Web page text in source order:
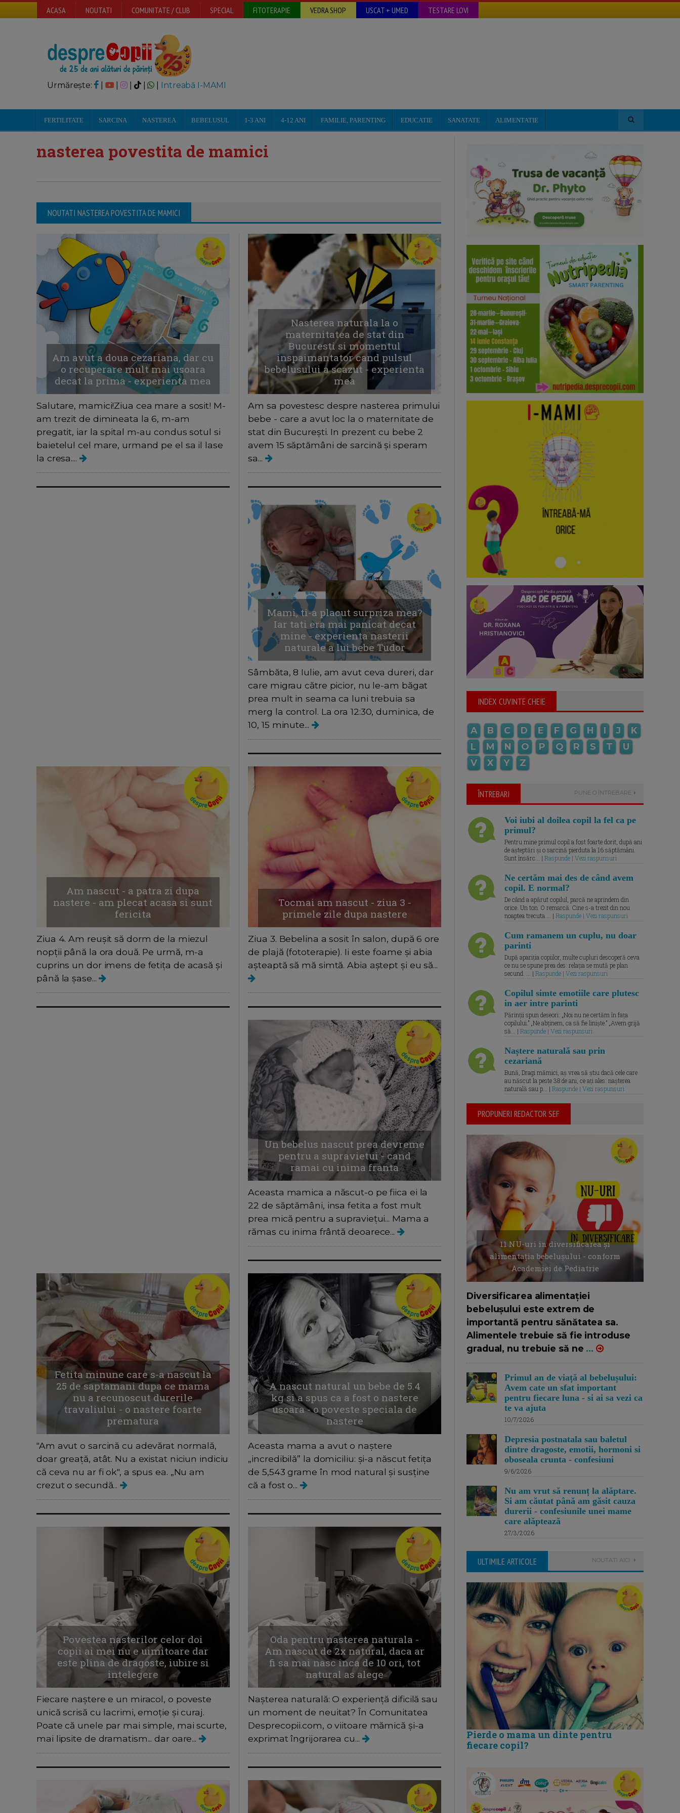
ACASA NOUTATI COMUNITATE / CLUB SPECIAL FITOTERAPIE VEDRA SHOP USCAT + UMED TESTARE LOVI
Urmărește: | | Intreabă I-MAMI
FERTILITATE SARCINA NASTEREA BEBELUSUL 1-3 ANI 4-12 ANI FAMILIE, PARENTING EDUCATIE SANATATE ALIMENTATIE
nasterea povestita de mamici
NOUTATI NASTEREA POVESTITA DE MAMICI
Am avut a doua cezariana, dar cu
o recuperare mult mai usoara
decat la prima - experienta mea
Salutare, mamici!Ziua cea mare a sosit! M-
am trezit de dimineata la 6, m-am
pregatit, iar la spital m-au condus sotul si
baietelul cel mare, urmand pe el sa il lase
la cresa....
Nasterea naturala la o
maternitatea de stat din
Bucuresti si momentul
inspaimantator cand pulsul
bebelusului a scazut - experienta
mea
Am sa povestesc despre nasterea primului
bebe - care a avut loc la o maternitate de
stat din București. In prezent cu bebe 2
avem 15 săptămâni de sarcină și speram
sa...
Mami, ti-a placut surpriza mea?
Iar tati era mai panicat decat
mine - experienta nasterii
naturale a lui bebe Tudor
Sâmbăta, 8 Iulie, am avut ceva dureri, dar
care migrau către picior, nu le-am băgat
prea mult in seama ca luni trebuia sa
merg la control. La ora 12:30, duminica, de
10, 15 minute...
Am nascut - a patra zi dupa
nastere - am plecat acasa si sunt
fericita
Ziua 4. Am reușit să dorm de la miezul
nopții până la ora două. Pe urmă, m-a
cuprins un dor imens de fetița de acasă și
până la șase...
Tocmai am nascut - ziua 3 -
primele zile dupa nastere
Ziua 3. Bebelina a sosit în salon, după 6 ore
de plajă (fototerapie). Ii este foame și abia
așteaptă să mă simtă. Abia aștept și eu să...
Un bebelus nascut prea devreme
pentru a supravietui - cand
ramai cu inima franta
Aceasta mamica a născut-o pe fiica ei la
22 de săptămâni, insa fetita a fost mult
prea mică pentru a supraviețui... Mama a
rămas cu inima frântă deoarece...
Fetita minune care s-a nascut la
25 de saptamani dupa ce mama
nu a recunoscut durerile
travaliului - o nastere foarte
prematura
"Am avut o sarcină cu adevărat normală,
doar greață, atât. Nu a existat niciun indiciu
că ceva nu ar fi ok", a spus ea. „Nu am
crezut o secundă...
A nascut natural un bebe de 5.4
kg si a spus ca a fost o nastere
usoara - o poveste speciala de
nastere
Aceasta mama a avut o naștere
„incredibilă” la domiciliu: și-a născut fetița
de 5,543 grame în mod natural și susține
că a fost o...
Povestea nasterilor celor doi
copii ai mei nu e uimitoare dar
este plina de dragoste, iubire si
intelegere
Fiecare naștere e un miracol, o poveste
unică scrisă cu lacrimi, emoție și curaj.
Poate că unele par mai simple, mai scurte,
mai lipsite de dramatism... dar oare...
Oda pentru nasterea naturala -
Am nascut de 2x natural, daca ar
fi sa mai nasc inca de 10 ori, tot
natural as alege
Nașterea naturală: O experiență dificilă sau
un moment de neuitat? În Comunitatea
Desprecopii.com, o viitoare mămică și-a
exprimat îngrijorarea cu...
INDEX CUVINTE CHEIE
A B C D E F G H I J
K
L
M N O P Q R S T
U
V
X Y Z
ÎNTREBARI PUNE O ÎNTREBARE
Voi iubi al doilea copil la fel ca pe
primul?
Pentru mine primul copil a fost foarte dorit, după ani
de așteptări și o sarcină pierduta la 16 săptămâni.
Sunt însărc... | Raspunde | Vezi raspunsuri
Ne certăm mai des de când avem
copil. E normal?
De când a apărut copilul, parcă ne aprindem din
orice. Un ton. O remarcă. Cine s-a trezit din nou
noaptea trecuta.... | Raspunde | Vezi raspunsuri
Cum ramanem un cuplu, nu doar
parinti
După apariția copiilor, multe cupluri descoperă ceva
ce nu se spune prea des: relația se mută pe plan
secund. ... | Raspunde | Vezi raspunsuri
Copilul simte emotiile care plutesc
in aer intre parinti
Părinții spun deseori: „Noi nu ne certăm în fața
copilului.” „Ne abținem, ca să fie liniște.” „Avem grijă
să... | Raspunde | Vezi raspunsuri
Naștere naturală sau prin
cezariană
Bună, Dragi mămici, aș vrea să știu dacă cele care
au născut la peste 38 de ani, ce ați ales: nașterea
naturală sau p... | Raspunde | Vezi raspunsuri
PROPUNERI REDACTOR SEF
11 NU-uri in diversificarea și
alimentația bebelușului - conform
Academiei de Pediatrie
Diversificarea alimentației
bebelușului este extrem de
importantă pentru sănătatea sa.
Alimentele trebuie să fie introduse
gradual, nu trebuie să ne ...
Primul an de viață al bebelușului:
Avem cate un sfat important
pentru fiecare luna - si ai sa vezi ca
te va ajuta
10/7/2026
Depresia postnatala sau baletul
dintre dragoste, emotii, hormoni si
oboseala crunta - confesiuni
9/6/2026
Nu am vrut să renunț la alăptare.
Si am căutat până am găsit cauza
durerii - confesiunile unei mame
care alăptează
27/3/2026
ULTIMILE ARTICOLE NOUTATI AICI
Pierde o mama un dinte pentru
fiecare copil?